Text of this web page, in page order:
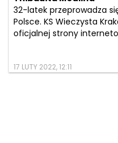
32-latek przeprowadza
Polsce. KS Wieczysta
oficjalnej strony
17 LUTY 2022, 12:11